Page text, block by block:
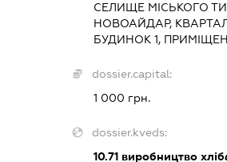
СЕЛИЩЕ МІСЬКОГО
НОВОАЙДАР,
БУДИНОК 1,
dossier.capital:
1 000 грн.
dossier.kveds:
10.71 виробництво